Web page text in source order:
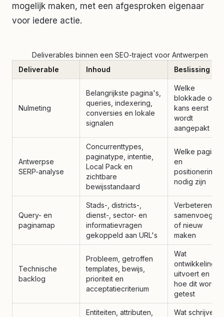
mogelijk maken, met een afgesproken eigenaar
voor iedere actie.
Deliverables binnen een SEO-traject voor Antwerpen
Deliverable
Inhoud Beslissing
Nulmeting
Belangrijkste pagina's,
queries, indexering,
conversies en lokale
signalen
Welke
blokkade of
kans eerst
wordt
aangepakt
Antwerpse
SERP-analyse
Concurrenttypes,
paginatype, intentie,
Local Pack en
zichtbare
bewijsstandaard
Welke pagina
en
positionering
nodig zijn
Query- en
paginamap
Stads-, districts-,
dienst-, sector- en
informatievragen
gekoppeld aan URL's
Verbeteren,
samenvoegen
of nieuw
maken
Technische
backlog
Probleem, getroffen
templates, bewijs,
prioriteit en
acceptatiecriterium
Wat
ontwikkeling
uitvoert en
hoe dit wordt
getest
Entiteiten, attributen,
Wat schrijver